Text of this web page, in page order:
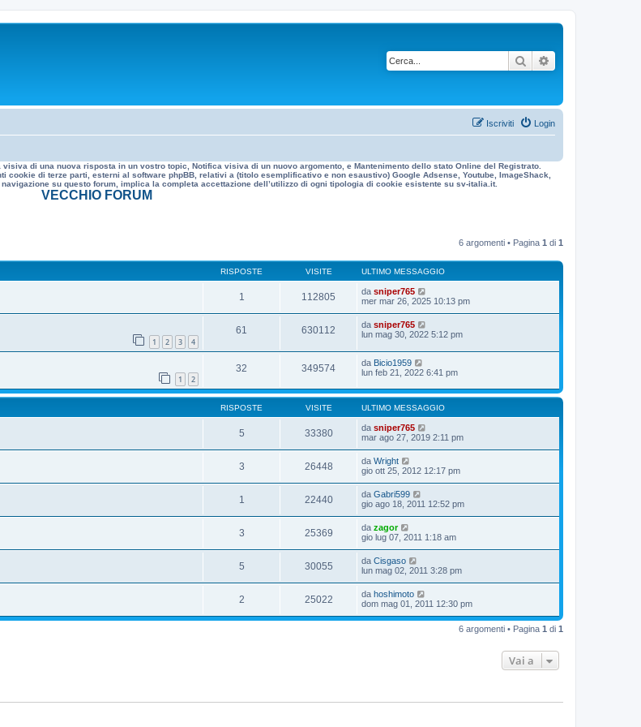
Cerca
Login
Iscriviti
di una nuova risposta in un vostro topic, Notifica visiva di un nuovo argomento, e Mantenimento dello stato Online del Registrato.
di terze parti, esterni al software phpBB, relativi a (titolo esemplificativo e non esaustivo) Google Adsense, Youtube, ImageShack,
su questo forum, implica la completa accettazione dell’utilizzo di ogni tipologia di cookie esistente su sv-italia.it.
VECCHIO FORUM
6 argomenti • Pagina 1 di 1
RISPOSTE VISITE ULTIMO MESSAGGIO
1 112805 da sniper765
mer mar 26, 2025 10:13 pm
1 2 3 4
61 630112 da sniper765
lun mag 30, 2022 5:12 pm
1 2
32 349574 da Bicio1959
lun feb 21, 2022 6:41 pm
RISPOSTE VISITE ULTIMO MESSAGGIO
5 33380 da sniper765
mar ago 27, 2019 2:11 pm
3 26448 da Wright
gio ott 25, 2012 12:17 pm
1 22440 da Gabri599
gio ago 18, 2011 12:52 pm
3 25369 da zagor
gio lug 07, 2011 1:18 am
5 30055 da Cisgaso
lun mag 02, 2011 3:28 pm
2 25022 da hoshimoto
dom mag 01, 2011 12:30 pm
6 argomenti • Pagina 1 di 1
Vai a